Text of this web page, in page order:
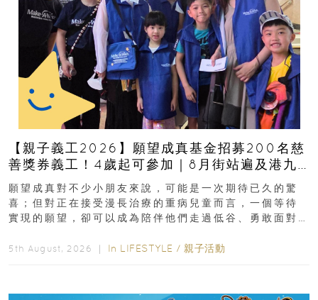
【親子義工2026】願望成真基金招募200名慈
善獎券義工！4歲起可參加｜8月街站遍及港九
新界
願望成真對不少小朋友來說，可能是一次期待已久的驚
喜；但對正在接受漫長治療的重病兒童而言，一個等待
實現的願望，卻可以成為陪伴他們走過低谷、勇敢面對
5th August, 2026 ｜ In LIFESTYLE / 親子活動